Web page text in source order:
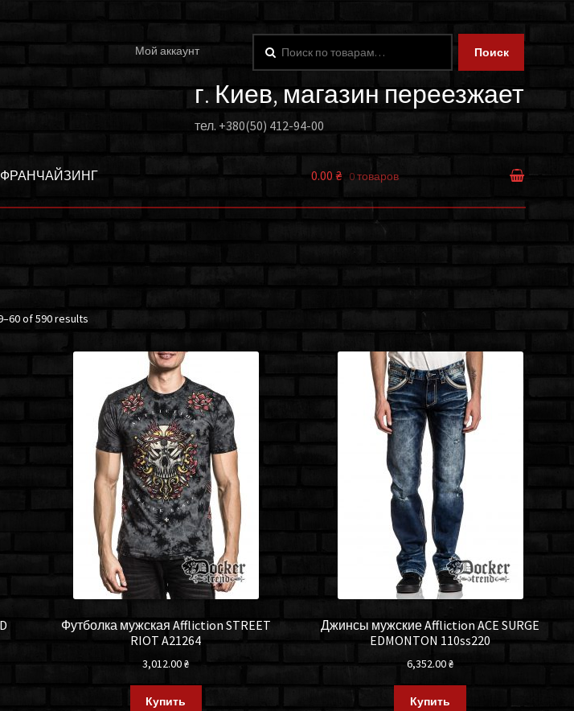
Мой аккаунт Поиск
г. Киев, магазин переезжает
тел. +380(50) 412-94-00
ФРАНЧАЙЗИНГ 0.00 ₴ 0 товаров
of 590 results
Футболка мужская Affliction STREET
RIOT A21264
3,012.00₴
Купить
Джинсы мужские Affliction ACE SURGE
EDMONTON 110ss220
6,352.00₴
Купить